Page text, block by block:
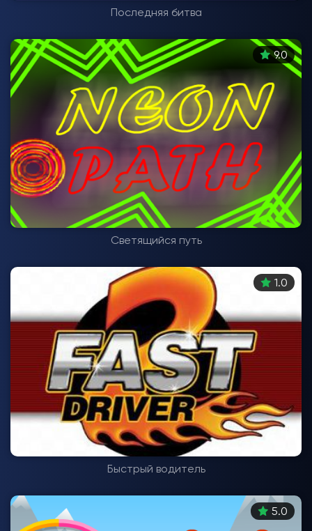
Последняя битва
9.0
Светящийся путь
1.0
Быстрый водитель
5.0